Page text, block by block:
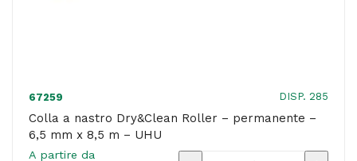
67259 DISP. 285
Colla a nastro Dry&Clean Roller – permanente –
6,5 mm x 8,5 m – UHU
A partire da